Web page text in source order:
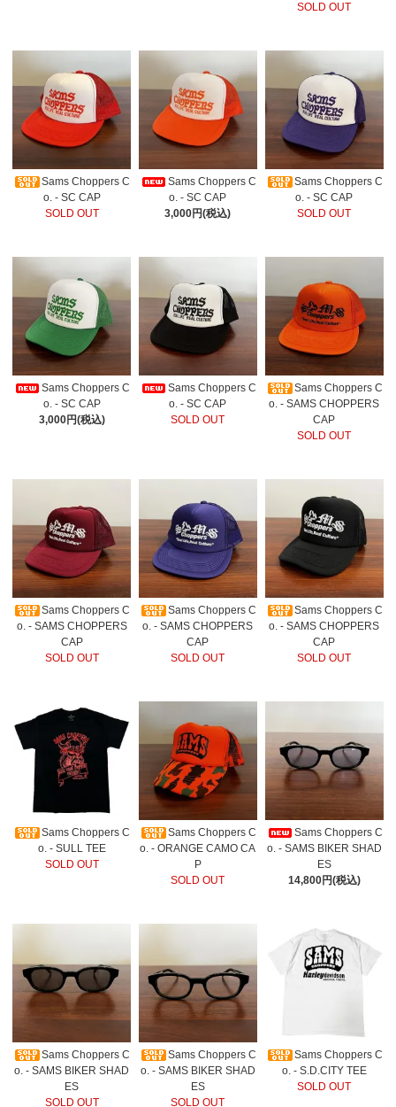
SOLD OUT
Sams Choppers C
o. - SC CAP
SOLD OUT
Sams Choppers C
o. - SC CAP
3,000円(税込)
Sams Choppers C
o. - SC CAP
SOLD OUT
Sams Choppers C
o. - SC CAP
3,000円(税込)
Sams Choppers C
o. - SC CAP
SOLD OUT
Sams Choppers C
o. - SAMS CHOPPERS
CAP
SOLD OUT
Sams Choppers C
o. - SAMS CHOPPERS
CAP
SOLD OUT
Sams Choppers C
o. - SAMS CHOPPERS
CAP
SOLD OUT
Sams Choppers C
o. - SAMS CHOPPERS
CAP
SOLD OUT
Sams Choppers C
o. - SULL TEE
SOLD OUT
Sams Choppers C
o. - ORANGE CAMO CA
P
SOLD OUT
Sams Choppers C
o. - SAMS BIKER SHAD
ES
14,800円(税込)
Sams Choppers C
o. - SAMS BIKER SHAD
ES
SOLD OUT
Sams Choppers C
o. - SAMS BIKER SHAD
ES
SOLD OUT
Sams Choppers C
o. - S.D.CITY TEE
SOLD OUT